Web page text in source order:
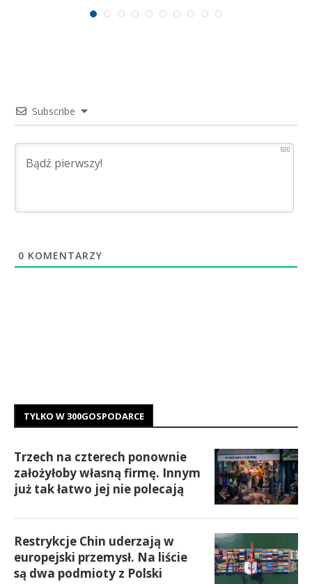
Subscribe
500
0 KOMENTARZY
TYLKO W 300GOSPODARCE
Trzech na czterech ponownie
założyłoby własną firmę. Innym
już tak łatwo jej nie polecają
Restrykcje Chin uderzają w
europejski przemysł. Na liście
są dwa podmioty z Polski